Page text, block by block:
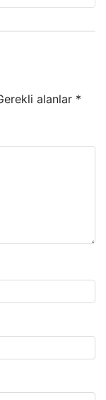
alanlar *